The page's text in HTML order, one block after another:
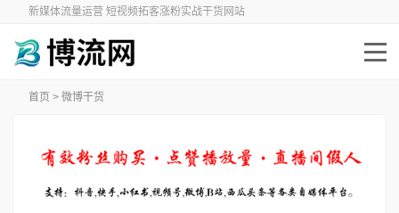
新媒体流量运营 短视频拓客涨粉实战干货网站
首页 > 微博干货